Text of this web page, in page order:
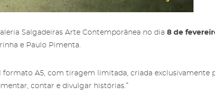
Salgadeiras Arte Contemporânea no dia 8 de
e Paulo Pimenta.
A5, com tiragem limitada, criada exclusivamente
contar e divulgar histórias.”